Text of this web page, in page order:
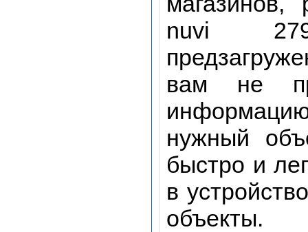
nuvi
вам не
нужный
быстро и
в
объекты.